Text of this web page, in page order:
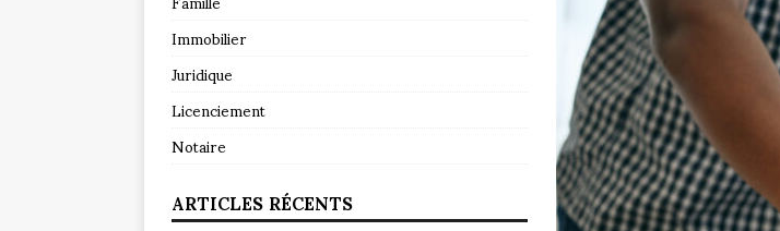
Immobilier
Juridique
Licenciement
Notaire
ARTICLES RÉCENTS